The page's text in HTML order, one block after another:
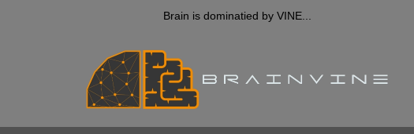
Brain is dominatied by VINE...